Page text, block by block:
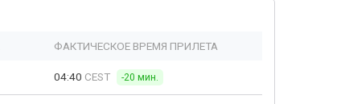
ФАКТИЧЕСКОЕ ВРЕМЯ ПРИЛЕТА
04:40 CEST -20 мин.